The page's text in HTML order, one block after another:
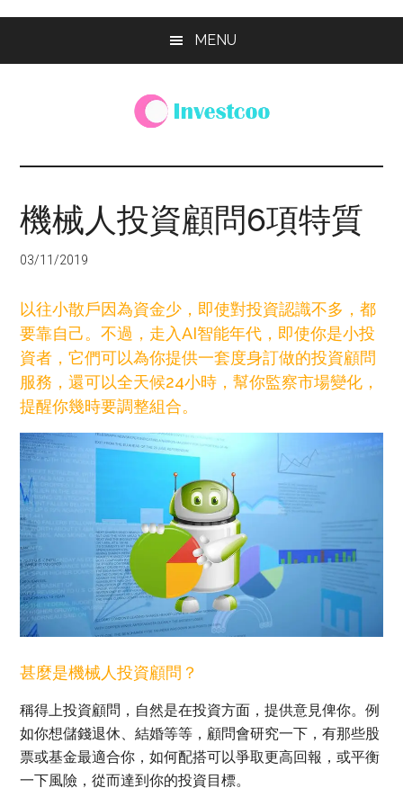
MENU
Investcoo
個
活
的
資
網
站
機械人投資顧問6項特質
03/11/2019
以往小散戶因為資金少，即使對投資認識不多，都
要靠自己。不過，走入AI智能年代，即使你是小投
資者，它們可以為你提供一套度身訂做的投資顧問
服務，還可以全天候24小時，幫你監察市場變化，
提醒你幾時要調整組合。
甚麼是機械人投資顧問？
稱得上投資顧問，自然是在投資方面，提供意見俾你。例
如你想儲錢退休、結婚等等，顧問會研究一下，有那些股
票或基金最適合你，如何配搭可以爭取更高回報，或平衡
一下風險，從而達到你的投資目標。